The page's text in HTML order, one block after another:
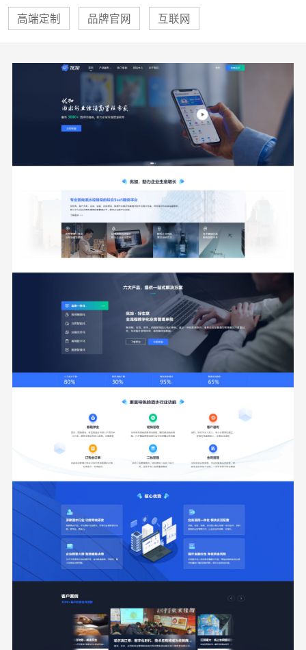
高端定制 品牌官网 互联网